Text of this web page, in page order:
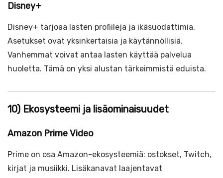
Disney+
Disney+ tarjoaa lasten profiileja ja ikäsuodattimia.
Asetukset ovat yksinkertaisia ja käytännöllisiä.
Vanhemmat voivat antaa lasten käyttää palvelua
huoletta. Tämä on yksi alustan tärkeimmistä eduista.
10) Ekosysteemi ja lisäominaisuudet
Amazon Prime Video
Prime on osa Amazon-ekosysteemiä: ostokset, Twitch,
kirjat ja musiikki. Lisäkanavat laajentavat